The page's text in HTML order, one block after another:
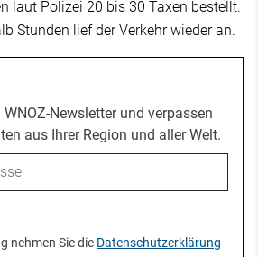
laut Polizei 20 bis 30 Taxen bestellt.
Stunden lief der Verkehr wieder an.
Newsletter und verpassen
aus Ihrer Region und aller Welt.
nehmen Sie die Datenschutzerklärung